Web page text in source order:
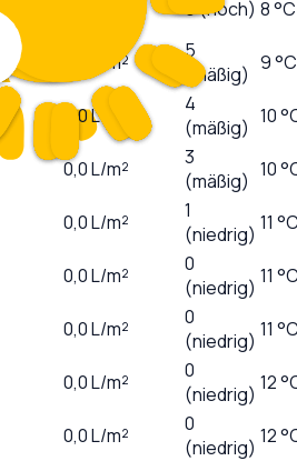
6 (hoch) 8 °C
L/m²
5
(mäßig) 9 °C
0,0L/m²
4
(mäßig) 10
0,0L/m²
3
(mäßig) 10
0,0L/m²
1
(niedrig) 11
0,0L/m²
0
(niedrig) 11
0,0L/m²
0
(niedrig) 11
0,0L/m²
0
(niedrig) 12
0,0L/m²
0
(niedrig) 12